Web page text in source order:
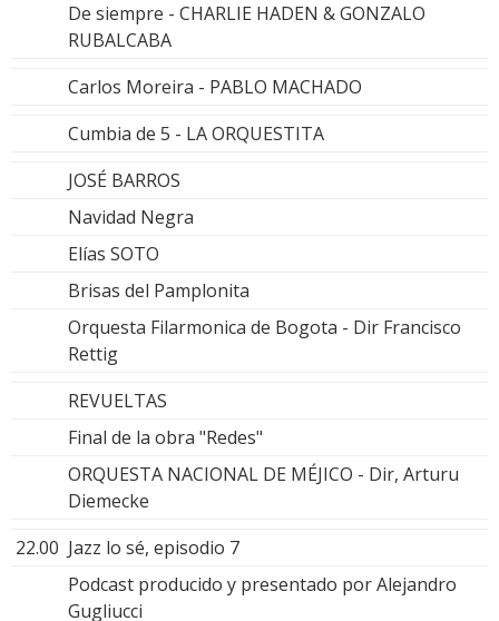
De siempre - CHARLIE HADEN & GONZALO
RUBALCABA
Carlos Moreira - PABLO MACHADO
Cumbia de 5 - LA ORQUESTITA
JOSÉ BARROS
Navidad Negra
Elías SOTO
Brisas del Pamplonita
Orquesta Filarmonica de Bogota - Dir Francisco
Rettig
REVUELTAS
Final de la obra "Redes"
ORQUESTA NACIONAL DE MÉJICO - Dir, Arturu
Diemecke
22.00 Jazz lo sé, episodio 7
Podcast producido y presentado por Alejandro
Gugliucci